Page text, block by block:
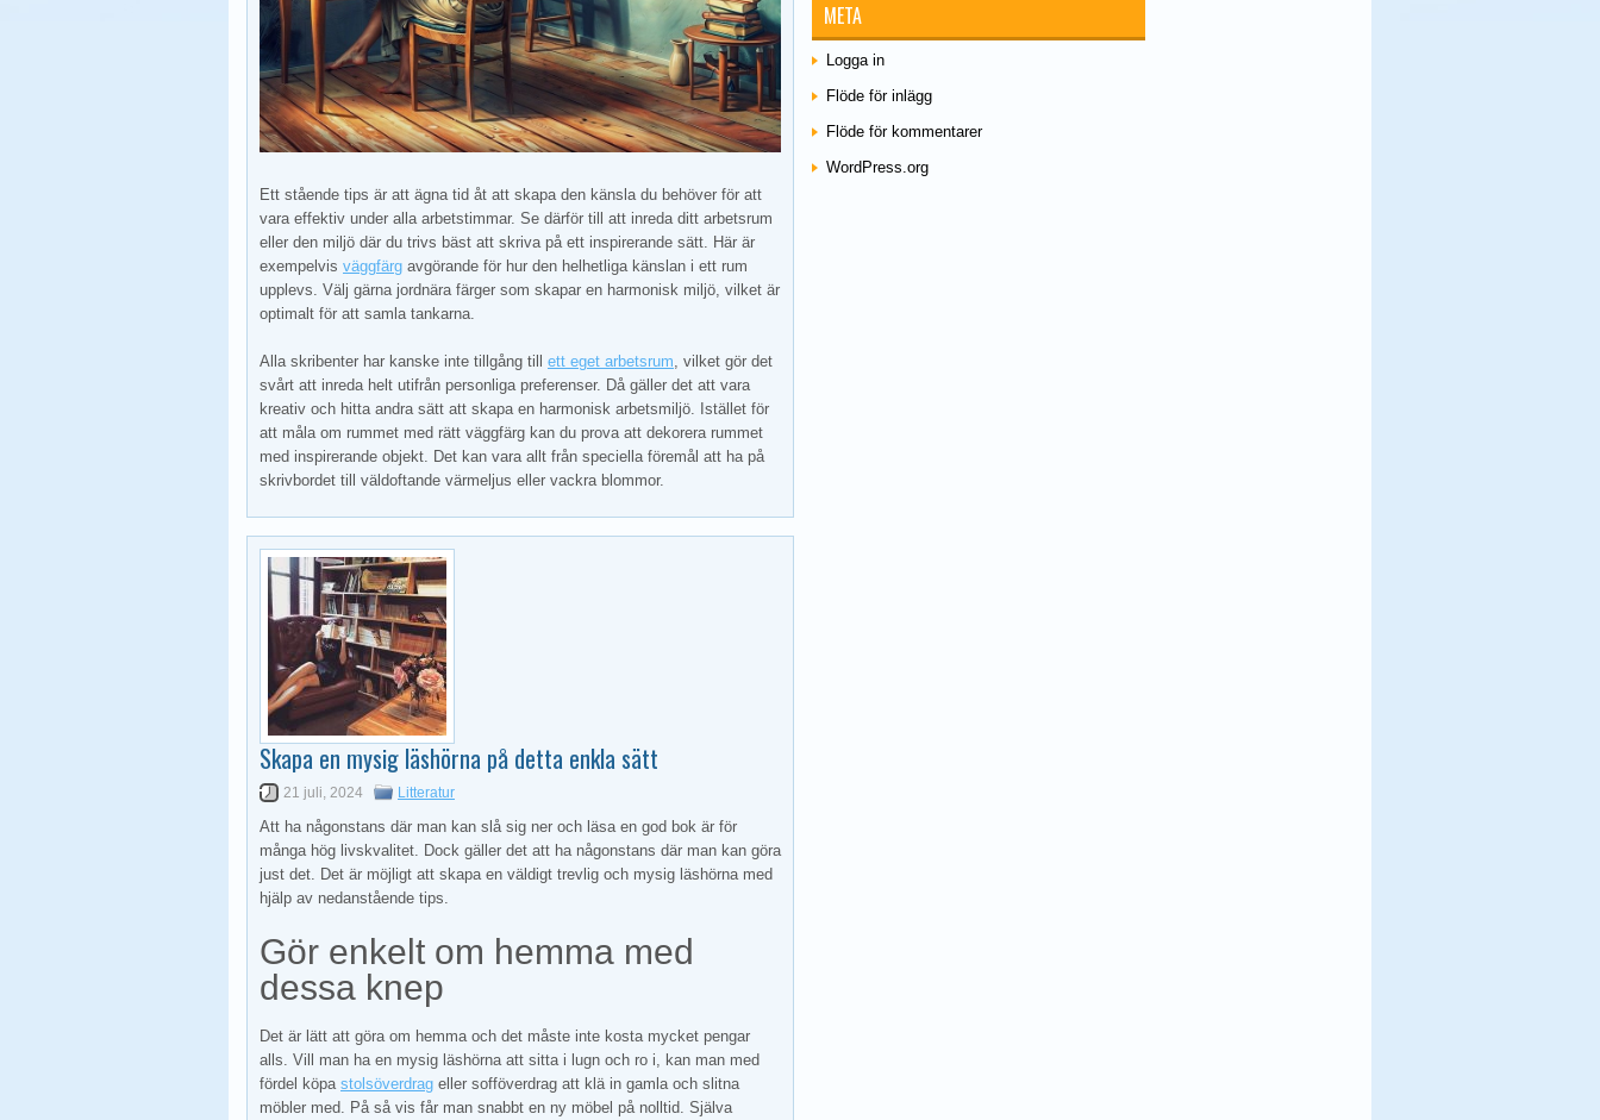
Ett stående tips är att ägna tid åt att skapa den känsla du behöver för att
vara effektiv under alla arbetstimmar. Se därför till att inreda ditt arbetsrum
eller den miljö där du trivs bäst att skriva på ett inspirerande sätt. Här är
exempelvis väggfärg avgörande för hur den helhetliga känslan i ett rum
upplevs. Välj gärna jordnära färger som skapar en harmonisk miljö, vilket är
optimalt för att samla tankarna.
Alla skribenter har kanske inte tillgång till ett eget arbetsrum , vilket gör det
svårt att inreda helt utifrån personliga preferenser. Då gäller det att vara
kreativ och hitta andra sätt att skapa en harmonisk arbetsmiljö. Istället för
att måla om rummet med rätt väggfärg kan du prova att dekorera rummet
med inspirerande objekt. Det kan vara allt från speciella föremål att ha på
skrivbordet till väldoftande värmeljus eller vackra blommor.
Skapa en mysig läshörna på detta enkla sätt
21 juli, 2024 Litteratur
Att ha någonstans där man kan slå sig ner och läsa en god bok är för
många hög livskvalitet. Dock gäller det att ha någonstans där man kan göra
just det. Det är möjligt att skapa en väldigt trevlig och mysig läshörna med
hjälp av nedanstående tips.
Gör enkelt om hemma med
dessa knep
Det är lätt att göra om hemma och det måste inte kosta mycket pengar
alls. Vill man ha en mysig läshörna att sitta i lugn och ro i, kan man med
fördel köpa stolsöverdrag eller sofföverdrag att klä in gamla och slitna
möbler med. På så vis får man snabbt en ny möbel på nolltid. Själva
META
Logga in
Flöde för inlägg
Flöde för kommentarer
WordPress.org